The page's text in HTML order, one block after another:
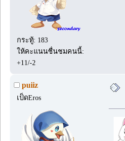
กระทู้: 183
ให้คะแนนชื่นชมคนนี้:
+11/-2
puiiz
เป็ดEros